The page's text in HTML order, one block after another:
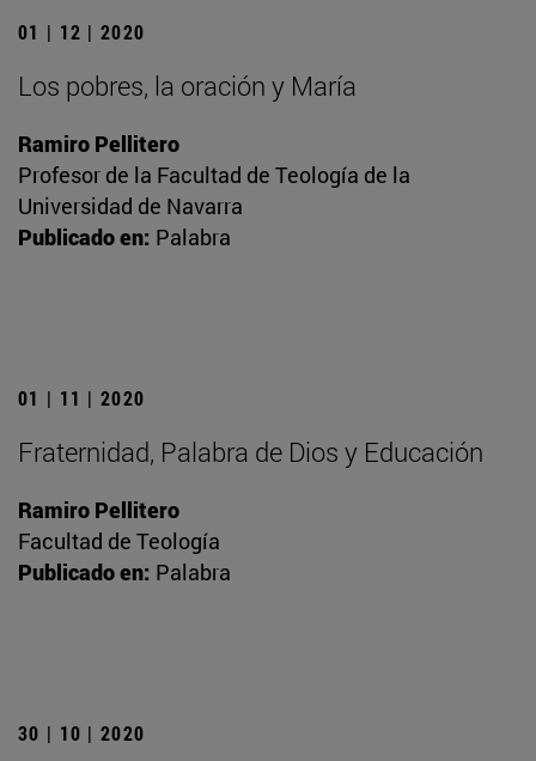
01 | 12 | 2020
Los pobres, la oración y María
Ramiro Pellitero
Profesor de la Facultad de Teología de la
Universidad de Navarra
Publicado en: Palabra
01 | 11 | 2020
Fraternidad, Palabra de Dios y Educación
Ramiro Pellitero
Facultad de Teología
Publicado en: Palabra
30 | 10 | 2020